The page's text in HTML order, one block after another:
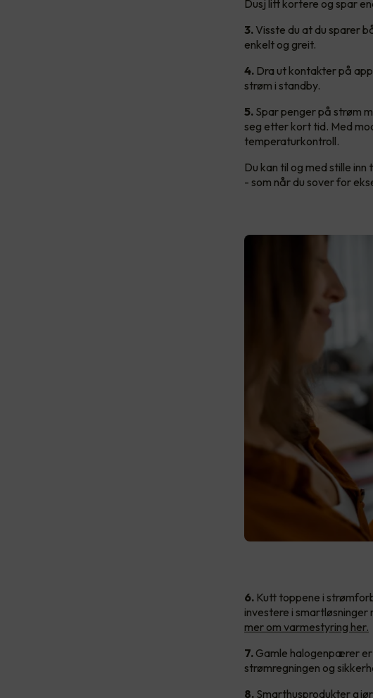
Dusj litt kortere og spar
3. Visste du at du sparer
enkelt og greit.
4. Dra ut kontakter på
strøm i standby.
5. Spar penger på strøm
seg etter kort tid. Med
temperaturkontroll.
Du kan til og med stille
- som når du sover for
6. Kutt toppene i
investere i smartløsninger
mer om varmestyring her.
7. Gamle halogenpærer er
strømregningen og
8. Smarthusprodukter